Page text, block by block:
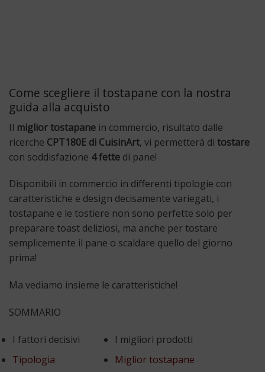
Come scegliere il tostapane con la nostra
guida alla acquisto
Il miglior tostapane in commercio, risultato dalle
ricerche CPT180E di CuisinArt, vi permetterà di tostare
con soddisfazione 4 fette di pane!
Disponibili in commercio in differenti tipologie con
caratteristiche e design decisamente variegati, i
tostapane e le tostiere non sono perfette solo per
preparare toast deliziosi, ma anche per tostare
semplicemente il pane o scaldare quello del giorno
prima!
Ma vediamo insieme le caratteristiche!
SOMMARIO
I fattori decisivi
Tipologia
I migliori prodotti
Miglior tostapane